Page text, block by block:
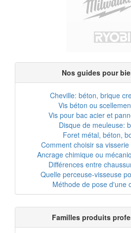
Nos guides pour
Cheville: béton, brique
Vis béton ou
Vis pour bac acier et
Disque de meuleuse:
Foret métal, béton,
Comment choisir sa
Ancrage chimique ou
Différences entre
Quelle perceuse-visseuse
Méthode de pose d'une
Familles produits